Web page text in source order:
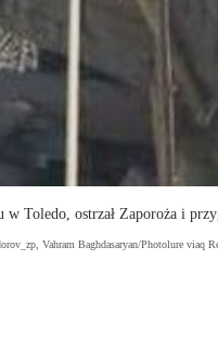
w Toledo, ostrzał Zaporoża i
Vahram Baghdasaryan/Photolure viaq